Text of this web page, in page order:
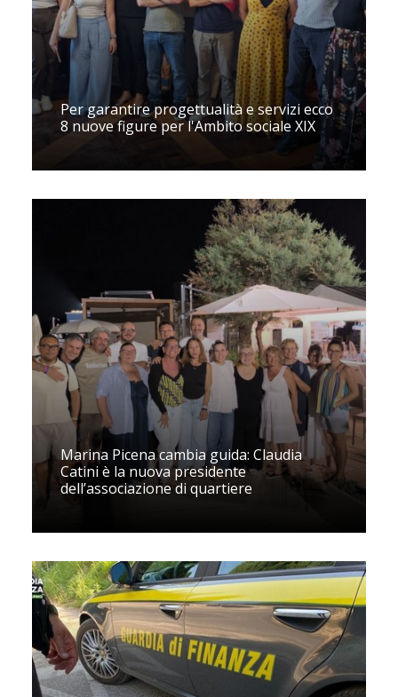
Per garantire progettualità e servizi ecco
8 nuove figure per l'Ambito sociale XIX
Marina Picena cambia guida: Claudia
Catini è la nuova presidente
dell’associazione di quartiere